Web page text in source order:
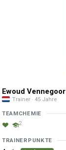
Ewoud Vennegoor
Trainer · 45 Jahre
TEAMCHEMIE
2
TRAINERPUNKTE